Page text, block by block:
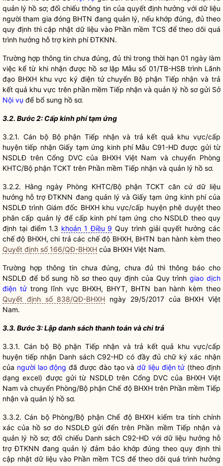
quản lý hồ sơ; đối chiếu thông tin của quyết định hưởng với dữ liệu
người tham gia đóng BHTN đang quản lý, nếu khớp đúng, đủ theo
quy định thì cập nhật dữ liệu vào Phần mềm TCS để theo dõi quá
trình hưởng hỗ trợ kinh phí ĐTKNN.
Trường hợp thông tin chưa đúng, đủ thì trong thời hạn 01 ngày làm
việc kể từ khi nhận được hồ sơ lập Mẫu số 01/TB-HSB trình Lãnh
đạo BHXH khu vực ký điện tử chuyển Bộ phận Tiếp nhận và trả
kết quả khu vực trên phần mềm Tiếp nhận và quản lý hồ sơ gửi Sở
Nội vụ để bổ sung hồ sơ.
3.2. Bước 2: Cấp kinh phí tạm ứng
3.2.1. Cán bộ Bộ phận Tiếp nhận và trả kết quả khu vực/cấp
huyện tiếp nhận Giấy tạm ứng kinh phí Mẫu C91-HD được gửi từ
NSDLĐ trên Cổng DVC của BHXH Việt Nam và chuyển Phòng
KHTC/Bộ phận TCKT trên Phần mềm Tiếp nhận và quản lý hồ sơ.
3.2.2. Hằng ngày Phòng KHTC/Bộ phận TCKT căn cứ dữ liệu
hưởng hỗ trợ ĐTKNN đang quản lý và Giấy tạm ứng kinh phí của
NSDLĐ trình Giám đốc BHXH khu vực/cấp huyện phê duyệt theo
phân cấp quản lý để cấp kinh phí tạm ứng cho NSDLĐ theo quy
định tại điểm 1.3 khoản 1 Điều 9 Quy trình giải quyết hưởng các
chế độ BHXH, chi trả các chế độ BHXH, BHTN ban hành kèm theo
Quyết định số 166/QĐ-BHXH của BHXH Việt Nam.
Trường hợp thông tin chưa đúng, chưa đủ thì thông báo cho
NSDLĐ để bổ sung hồ sơ theo quy định của Quy trìnhgiao dịch
điện tửtrong lĩnh vực BHXH, BHYT, BHTN ban hành kèm theo
Quyết định số 838/QĐ-BHXH ngày 29/5/2017 của BHXH Việt
Nam.
3.3. Bước 3: Lập danh sách thanh toán và chi trả
3.3.1. Cán bộ Bộ phận Tiếp nhận và trả kết quả khu vực/cấp
huyện tiếp nhận Danh sách C92-HD có đầy đủ chữ ký xác nhận
của người lao động đã được đào tạo vàdữ liệu điện tử (theo định
dạng excel) được gửi từ NSDLĐ trên Cổng DVC của BHXH Việt
Nam và chuyển Phòng/Bộ phận Chế độ BHXH trên Phần mềm Tiếp
nhận và quản lý hồ sơ.
3.3.2. Cán bộ Phòng/Bộ phận Chế độ BHXH kiểm tra tính chính
xác của hồ sơ do NSDLĐ gửi đến trên Phần mềm Tiếp nhận và
quản lý hồ sơ; đối chiếu Danh sách C92-HD vớidữ liệu hưởng hỗ
trợ ĐTKNN đang quản lý đảm bảo khớp đúng theo quy định thì
cập nhật dữ liệu vào Phần mềm TCS để theo dõi quá trình hưởng